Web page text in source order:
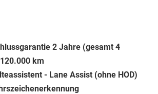
2 Jahre (gesamt 4
km
- Lane Assist (ohne HOD)